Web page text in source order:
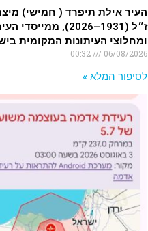
העיר אילת תיפרד ( חמישי)
ז״ל (1931–2026),
ומחלוצי העיתונות המקומית
06/08/2026
לסיפור המלא »